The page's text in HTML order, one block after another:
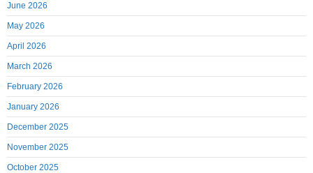
June 2026
May 2026
April 2026
March 2026
February 2026
January 2026
December 2025
November 2025
October 2025